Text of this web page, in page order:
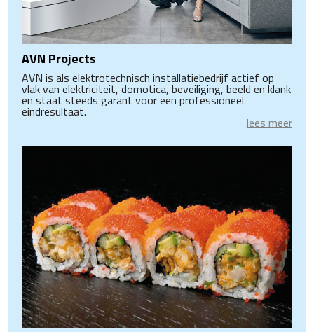
AVN Projects
AVN is als elektrotechnisch installatiebedrijf actief op
vlak van elektriciteit, domotica, beveiliging, beeld en klank
en staat steeds garant voor een professioneel
eindresultaat.
lees meer